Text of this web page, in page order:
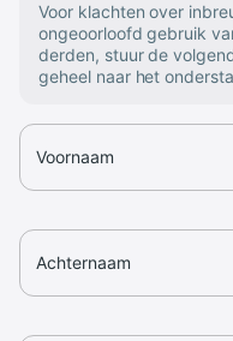
Voor klachten over
ongeoorloofd gebruik
derden, stuur de
geheel naar het
Voornaam
Achternaam